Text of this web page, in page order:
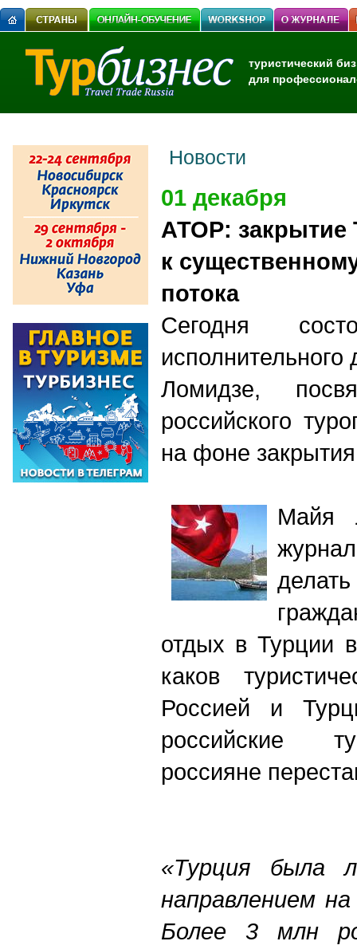
туристический
для
Новости
01 декабря
АТОР: закрытие
к
потока
Сегодня
Ломидзе,
российского
на фоне
Майя
отдых в Турции
каков
Россией и
российские
россияне
«Турция была
направлением
Более 3 млн